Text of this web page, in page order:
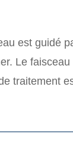
est guidé
Le
traitement